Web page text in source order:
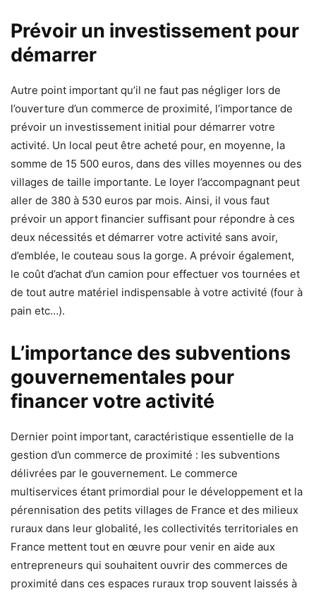
Prévoir un investissement pour
démarrer
Autre point important qu’il ne faut pas négliger lors de
l’ouverture d’un commerce de proximité, l’importance de
prévoir un investissement initial pour démarrer votre
activité. Un local peut être acheté pour, en moyenne, la
somme de 15 500 euros, dans des villes moyennes ou des
villages de taille importante. Le loyer l’accompagnant peut
aller de 380 à 530 euros par mois. Ainsi, il vous faut
prévoir un apport financier suffisant pour répondre à ces
deux nécessités et démarrer votre activité sans avoir,
d’emblée, le couteau sous la gorge. A prévoir également,
le coût d’achat d’un camion pour effectuer vos tournées et
de tout autre matériel indispensable à votre activité (four à
pain etc…).
L’importance des subventions
gouvernementales pour
financer votre activité
Dernier point important, caractéristique essentielle de la
gestion d’un commerce de proximité : les subventions
délivrées par le gouvernement. Le commerce
multiservices étant primordial pour le développement et la
pérennisation des petits villages de France et des milieux
ruraux dans leur globalité, les collectivités territoriales en
France mettent tout en œuvre pour venir en aide aux
entrepreneurs qui souhaitent ouvrir des commerces de
proximité dans ces espaces ruraux trop souvent laissés à